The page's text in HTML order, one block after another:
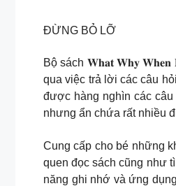
ĐỪNG BỎ LỠ
Bộ sách 𝐖𝐡𝐚𝐭 𝐖𝐡𝐲 𝐖𝐡𝐞𝐧
qua việc trả lời các câu
được hàng nghìn các
nhưng ẩn chứa rất nhiều
Cung cấp cho bé những
quen đọc sách cũng như
năng ghi nhớ và ứng